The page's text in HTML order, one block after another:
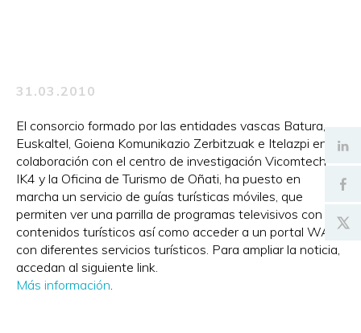
31.03.2010
El consorcio formado por las entidades vascas Batura,
Euskaltel, Goiena Komunikazio Zerbitzuak e Itelazpi en
colaboración con el centro de investigación Vicomtech-
IK4 y la Oficina de Turismo de Oñati, ha puesto en
marcha un servicio de guías turísticas móviles, que
permiten ver una parrilla de programas televisivos con
contenidos turísticos así como acceder a un portal WAP
con diferentes servicios turísticos. Para ampliar la noticia,
accedan al siguiente link.
Más información.